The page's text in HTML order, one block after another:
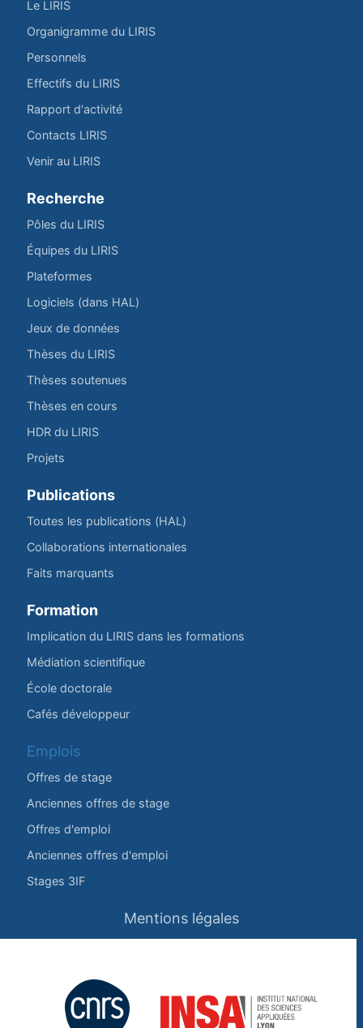
Le LIRIS
Organigramme du LIRIS
Personnels
Effectifs du LIRIS
Rapport d'activité
Contacts LIRIS
Venir au LIRIS
Recherche
Pôles du LIRIS
Équipes du LIRIS
Plateformes
Logiciels (dans HAL)
Jeux de données
Thèses du LIRIS
Thèses soutenues
Thèses en cours
HDR du LIRIS
Projets
Publications
Toutes les publications (HAL)
Collaborations internationales
Faits marquants
Formation
Implication du LIRIS dans les formations
Médiation scientifique
École doctorale
Cafés développeur
Emplois
Offres de stage
Anciennes offres de stage
Offres d'emploi
Anciennes offres d'emploi
Stages 3IF
Mentions légales